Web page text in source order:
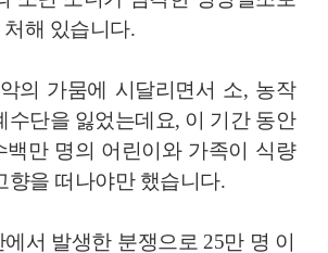
해 있습니다.
의 가뭄에 시달리면서 소, 농작
수단을 잃었는데요, 이 기간 동안
백만 명의 어린이와 가족이 식량
향을 떠나야만 했습니다.
서 발생한 분쟁으로 25만 명 이